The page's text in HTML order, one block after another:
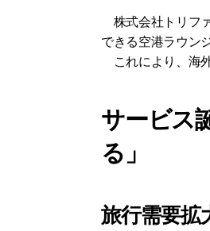
株式会社トリフ
できる空港ラウン
これにより、海
サービス
る」
旅行需要拡